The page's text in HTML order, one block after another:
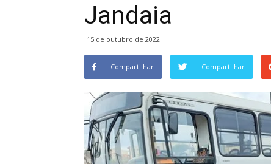
Jandaia
15 de outubro de 2022
Compartilhar Compartilhar